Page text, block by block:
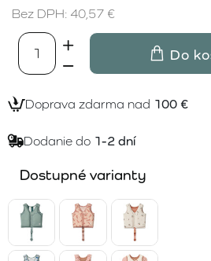
Bez DPH: 40,57 €
Do
Doprava zdarma nad 100 €
Dodanie do 1-2 dní
Dostupné varianty